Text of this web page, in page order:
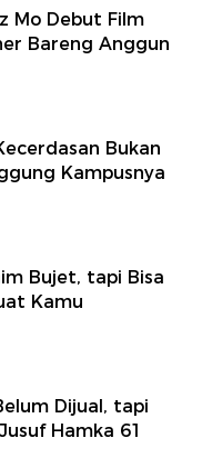
Mo Debut Film
Bareng Anggun
Bukan
Kampusnya
Bujet, tapi Bisa
Kamu
Dijual, tapi
Hamka 61